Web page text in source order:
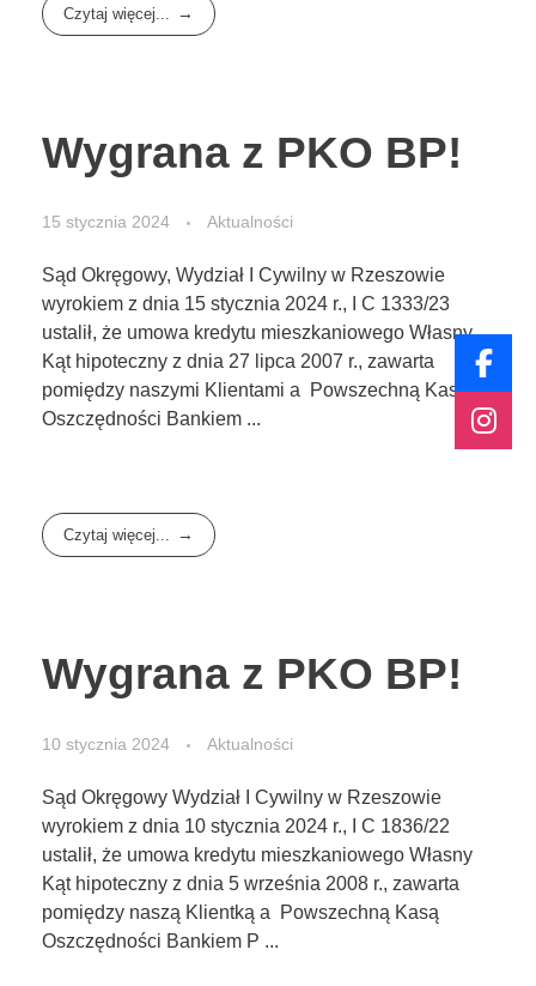
Czytaj więcej...
Wygrana z PKO BP!
15 stycznia 2024 Aktualności
Sąd Okręgowy, Wydział I Cywilny w Rzeszowie
wyrokiem z dnia 15 stycznia 2024 r., I C 1333/23
ustalił, że umowa kredytu mieszkaniowego Własny
Kąt hipoteczny z dnia 27 lipca 2007 r., zawarta
pomiędzy naszymi Klientami a Powszechną Kasą
Oszczędności Bankiem ...
Czytaj więcej...
Wygrana z PKO BP!
10 stycznia 2024 Aktualności
Sąd Okręgowy Wydział I Cywilny w Rzeszowie
wyrokiem z dnia 10 stycznia 2024 r., I C 1836/22
ustalił, że umowa kredytu mieszkaniowego Własny
Kąt hipoteczny z dnia 5 września 2008 r., zawarta
pomiędzy naszą Klientką a Powszechną Kasą
Oszczędności Bankiem P ...